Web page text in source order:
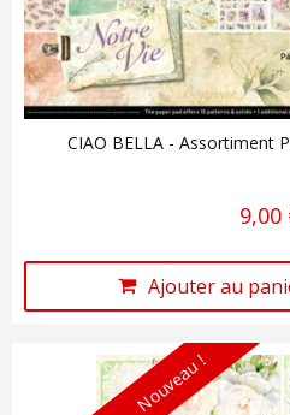
CIAO BELLA - Assortiment
9,00
Ajouter au
Nouveau !